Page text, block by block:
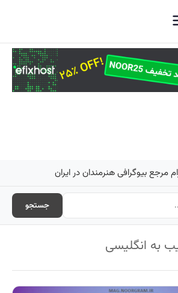
مرجع بیوگرافی هنرمندان در ایران
جستجو
به انگلیسی